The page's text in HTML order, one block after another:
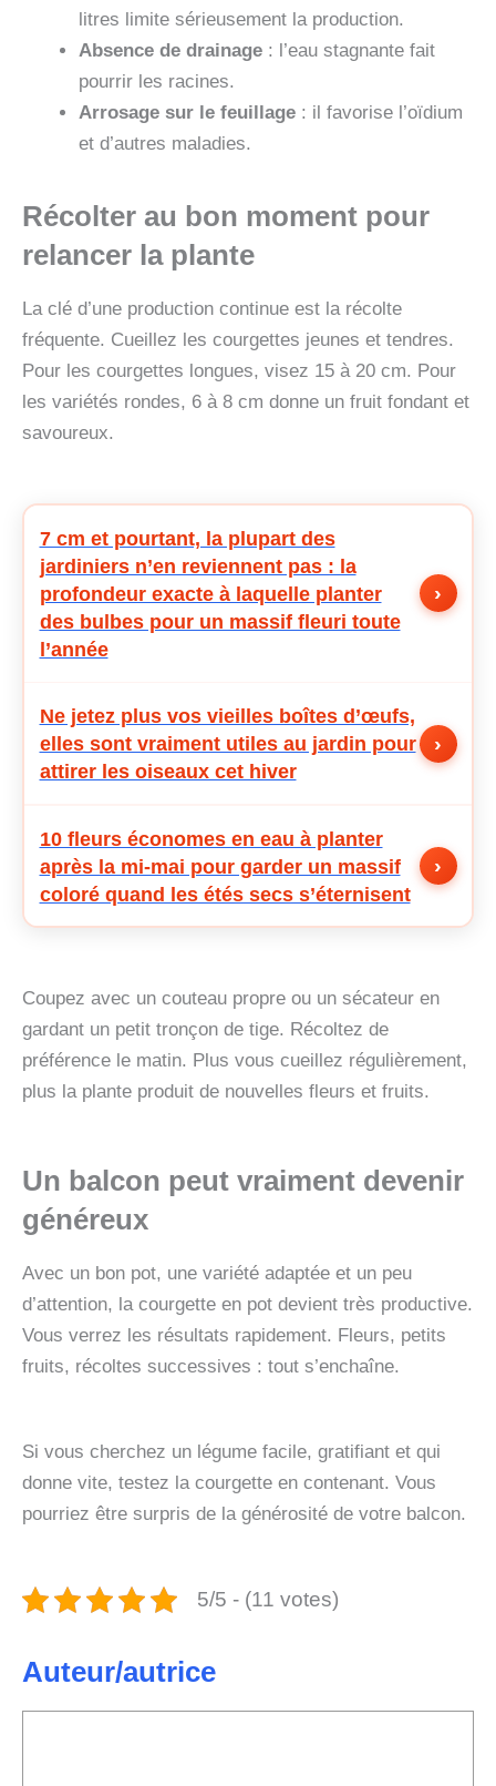
litres limite sérieusement la production.
Absence de drainage : l’eau stagnante fait
pourrir les racines.
Arrosage sur le feuillage : il favorise l’oïdium
et d’autres maladies.
Récolter au bon moment pour
relancer la plante
La clé d’une production continue est la récolte
fréquente. Cueillez les courgettes jeunes et tendres.
Pour les courgettes longues, visez 15 à 20 cm. Pour
les variétés rondes, 6 à 8 cm donne un fruit fondant et
savoureux.
7 cm et pourtant, la plupart des
jardiniers n’en reviennent pas : la
profondeur exacte à laquelle planter
des bulbes pour un massif fleuri toute
l’année
›
Ne jetez plus vos vieilles boîtes d’œufs,
elles sont vraiment utiles au jardin pour
attirer les oiseaux cet hiver
›
10 fleurs économes en eau à planter
après la mi-mai pour garder un massif
coloré quand les étés secs s’éternisent
›
Coupez avec un couteau propre ou un sécateur en
gardant un petit tronçon de tige. Récoltez de
préférence le matin. Plus vous cueillez régulièrement,
plus la plante produit de nouvelles fleurs et fruits.
Un balcon peut vraiment devenir
généreux
Avec un bon pot, une variété adaptée et un peu
d’attention, la courgette en pot devient très productive.
Vous verrez les résultats rapidement. Fleurs, petits
fruits, récoltes successives : tout s’enchaîne.
Si vous cherchez un légume facile, gratifiant et qui
donne vite, testez la courgette en contenant. Vous
pourriez être surpris de la générosité de votre balcon.
5/5 - (11 votes)
Auteur/autrice